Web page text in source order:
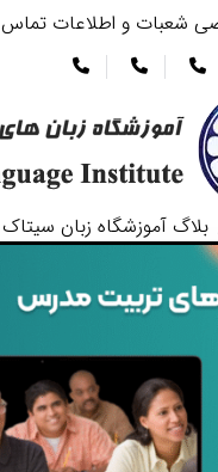
شعبات و اطلاعات تماس
بلاگ آموزشگاه زبان سیتاک